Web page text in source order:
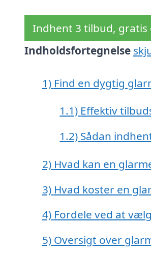
Indhent 3 tilbud,
Indholdsfortegnelse
1) Find en dygtig
1.1) Effektiv
1.2) Sådan
2) Hvad kan en
3) Hvad koster en
4) Fordele ved at
5) Oversigt over